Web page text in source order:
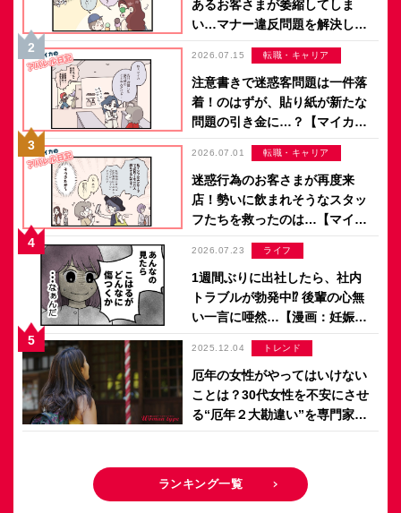
あるお客さまが萎縮してしま
い…マナー違反問題を解決した
のは意外なアイデア？【マイカ
のアパレル日記 by ぼのこ】
2026.07.15 転職・キャリア
注意書きで迷惑客問題は一件落
着！のはずが、貼り紙が新たな
問題の引き金に…？【マイカの
アパレル日記 by ぼのこ】
2026.07.01 転職・キャリア
迷惑行為のお客さまが再度来
店！勢いに飲まれそうなスタッ
フたちを救ったのは…【マイカ
のアパレル日記 by ぼのこ】
2026.07.23 ライフ
1週間ぶりに出社したら、社内
トラブルが勃発中⁉ 後輩の心無
い一言に唖然…【漫画：妊娠し
ないのは、誰のせい？】
2025.12.04 トレンド
厄年の女性がやってはいけない
ことは？30代女性を不安にさせ
る“厄年２大勘違い”を専門家が
解説【2026年版厄年早見表付
ランキング一覧